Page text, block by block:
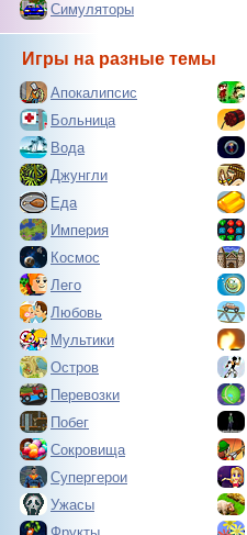
Симуляторы
Игры на разные темы
Апокалипсис
Больница
Вода
Джунгли
Еда
Империя
Космос
Лего
Любовь
Мультики
Остров
Перевозки
Побег
Сокровища
Супергерои
Ужасы